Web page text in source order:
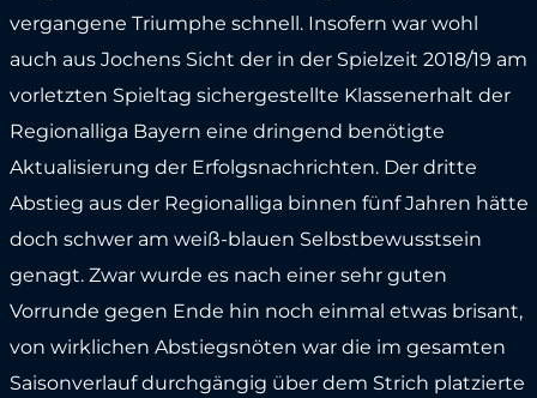
vergangene Triumphe schnell. Insofern war wohl
auch aus Jochens Sicht der in der Spielzeit 2018/19 am
vorletzten Spieltag sichergestellte Klassenerhalt der
Regionalliga Bayern eine dringend benötigte
Aktualisierung der Erfolgsnachrichten. Der dritte
Abstieg aus der Regionalliga binnen fünf Jahren hätte
doch schwer am weiß-blauen Selbstbewusstsein
genagt. Zwar wurde es nach einer sehr guten
Vorrunde gegen Ende hin noch einmal etwas brisant,
von wirklichen Abstiegsnöten war die im gesamten
Saisonverlauf durchgängig über dem Strich platzierte